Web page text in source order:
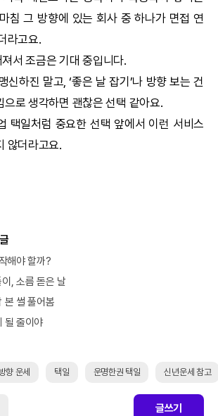
침 그 방향에 있는 회사 중 하나가 면접 연
라고요.
서 조금은 기대 중입니다.
신하진 말고, ‘좋은 날 잡기’나 방향 보는 건
으로 생각하면 괜찮은 선택 같아요.
택일처럼 중요한 선택 앞에서 이런 서비스
않더라고요.
해야 할까?
, 소름 돋은 날
본 썰 풀어봄
될 줄이야
향 운세 택일 운명한권 택일 신년운세 참고
글쓰기